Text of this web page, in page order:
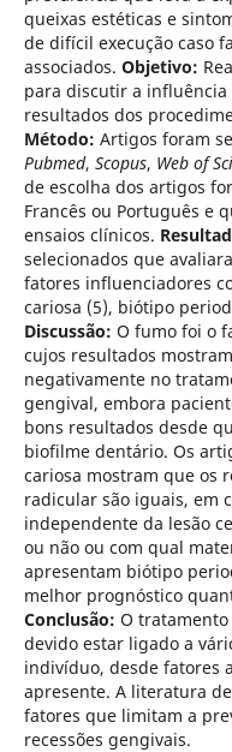
queixas estéticas e
de difícil execução caso
associados. Objetivo:
para discutir a
resultados dos
Método: Artigos foram
Pubmed, Scopus, Web of
de escolha dos artigos
Francês ou Português e
ensaios clínicos.
selecionados que
fatores influenciadores
cariosa (5), biótipo
Discussão: O fumo foi o
cujos resultados
negativamente no
gengival, embora
bons resultados desde
biofilme dentário. Os
cariosa mostram que os
radicular são iguais, em
independente da lesão
ou não ou com qual
apresentam biótipo
melhor prognóstico
Conclusão: O
devido estar ligado a
indivíduo, desde fatores
apresente. A literatura
fatores que limitam a
recessões gengivais.